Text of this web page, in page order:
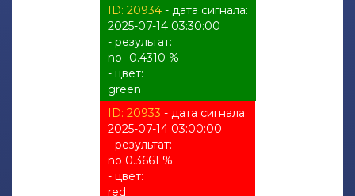
ID: 20934- дата сигнала:
2025-07-14 03:30:00
- результат:
no -0.4310 %
- цвет:
green
ID: 20933 - дата сигнала:
2025-07-14 03:00:00
- результат:
no 0.3661 %
- цвет:
red